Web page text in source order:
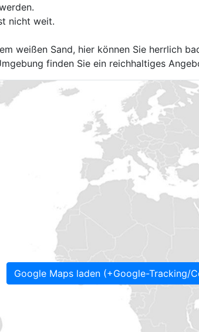
nicht weit.
weißen Sand, hier können Sie herrlich
finden Sie ein reichhaltiges
Google Maps laden (+Google-Tracking/